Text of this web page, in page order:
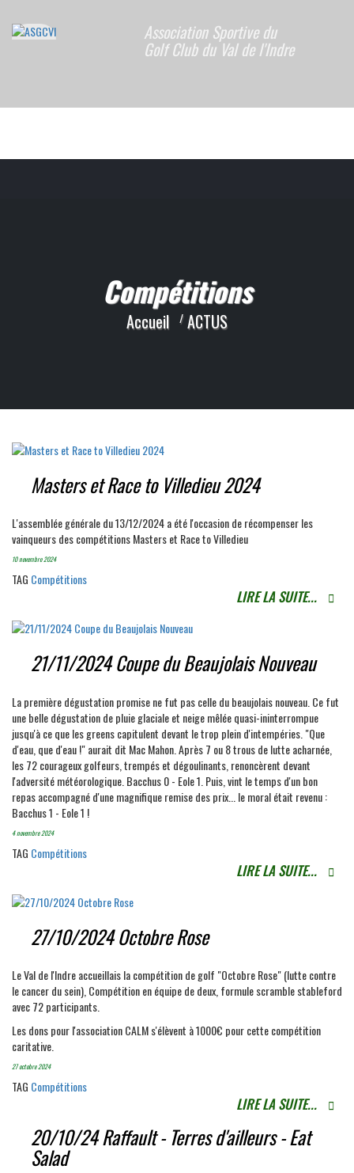
Association Sportive du
Golf Club du Val de l'Indre
Compétitions
Accueil ACTUS
Masters et Race to Villedieu 2024
L'assemblée générale du 13/12/2024 a été l'occasion de récompenser les
vainqueurs des compétitions Masters et Race to Villedieu
10 novembre 2024
TAG Compétitions
LIRE LA SUITE...
21/11/2024 Coupe du Beaujolais Nouveau
La première dégustation promise ne fut pas celle du beaujolais nouveau. Ce fut
une belle dégustation de pluie glaciale et neige mêlée quasi-ininterrompue
jusqu'à ce que les greens capitulent devant le trop plein d'intempéries. "Que
d'eau, que d'eau !" aurait dit Mac Mahon. Après 7 ou 8 trous de lutte acharnée,
les 72 courageux golfeurs, trempés et dégoulinants, renoncèrent devant
l'adversité météorologique. Bacchus 0 - Eole 1. Puis, vint le temps d'un bon
repas accompagné d'une magnifique remise des prix... le moral était revenu :
Bacchus 1 - Eole 1 !
4 novembre 2024
TAG Compétitions
LIRE LA SUITE...
27/10/2024 Octobre Rose
Le Val de l'Indre accueillais la compétition de golf "Octobre Rose" (lutte contre
le cancer du sein), Compétition en équipe de deux, formule scramble stableford
avec 72 participants.
Les dons pour l'association CALM s'élèvent à 1000€ pour cette compétition
caritative.
27 octobre 2024
TAG Compétitions
LIRE LA SUITE...
20/10/24 Raffault - Terres d'ailleurs - Eat
Salad